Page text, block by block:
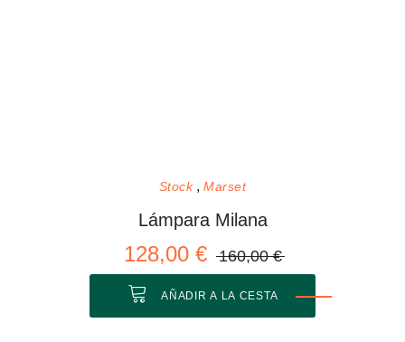
Stock Marset
Lámpara Milana
128,00 € 160,00 €
AÑADIR A LA CESTA